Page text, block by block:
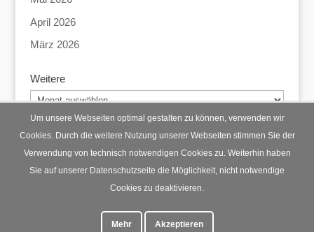
April 2026
März 2026
Weitere
Weitere
Startseite Datenschutz Impressum
Um unsere Webseiten optimal gestalten zu können, verwenden wir
Cookies. Durch die weitere Nutzung unserer Webseiten stimmen Sie der
Verwendung von technisch notwendigen Cookies zu. Weiterhin haben
Sie auf unserer Datenschutzseite die Möglichkeit, nicht notwendige
Cookies zu deaktivieren.
Mehr Akzeptieren